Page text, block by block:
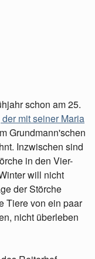
schon am 25.
der mit seiner Maria
Grundmann'schen
Inzwischen sind
in den Vier-
will nicht
der Störche
Tiere von ein paar
nicht überleben